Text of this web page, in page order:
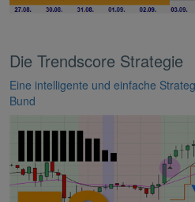
Die Trendscore Strategie
Eine intelligente und einfache
Bund